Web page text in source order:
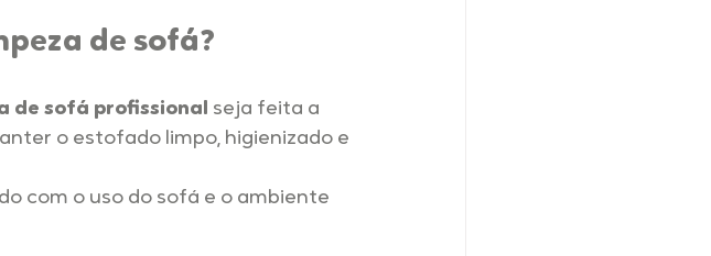
de sofá?
de sofá profissional seja feita a
o estofado limpo, higienizado e
com o uso do sofá e o ambiente